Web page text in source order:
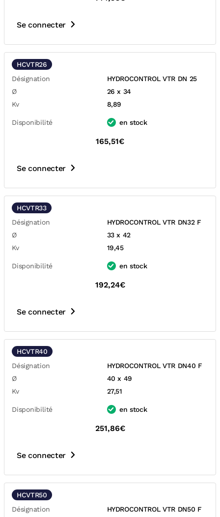
Se connecter
HCVTR26
Désignation
HYDROCONTROL VTR DN 25
Ø
26 x 34
Kv
8,89
Disponibilité en stock
165,51€
Se connecter
HCVTR33
Désignation
HYDROCONTROL VTR DN32 F
Ø
33 x 42
Kv
19,45
Disponibilité en stock
192,24€
Se connecter
HCVTR40
Désignation
HYDROCONTROL VTR DN40 F
Ø
40 x 49
Kv
27,51
Disponibilité en stock
251,86€
Se connecter
HCVTR50
Désignation
HYDROCONTROL VTR DN50 F